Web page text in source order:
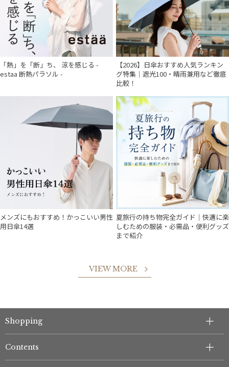
「熱」を「断」ち、 涼を感じる -
estaa 断熱パラソル -
【2026】日傘おすすめ人気ランキン
グ特集｜遮光100・晴雨兼用など徹底
比較！
メンズにもおすすめ！かっこいい男性
用日傘14選
夏旅行の持ち物完全ガイド｜快適に楽
しむための服装・必需品・便利グッズ
まで紹介
VIEW MORE
Shopping
Contents